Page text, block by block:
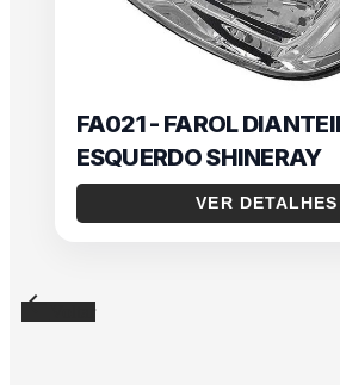
FA021 - FAROL
ESQUERDO SHINERAY
VER DETALHES
arrow_back